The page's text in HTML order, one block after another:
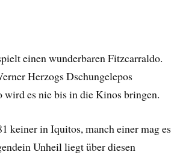
einen wunderbaren Fitzcarraldo.
Herzogs Dschungelepos
wird es nie bis in die Kinos bringen.
keiner in Iquitos, manch einer mag es
Unheil liegt über diesen